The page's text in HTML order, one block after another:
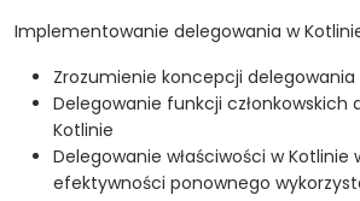
Implementowanie delegowania w
Zrozumienie koncepcji delegowania
Delegowanie funkcji członkowskich
Kotlinie
Delegowanie właściwości w Kotlinie
efektywności ponownego